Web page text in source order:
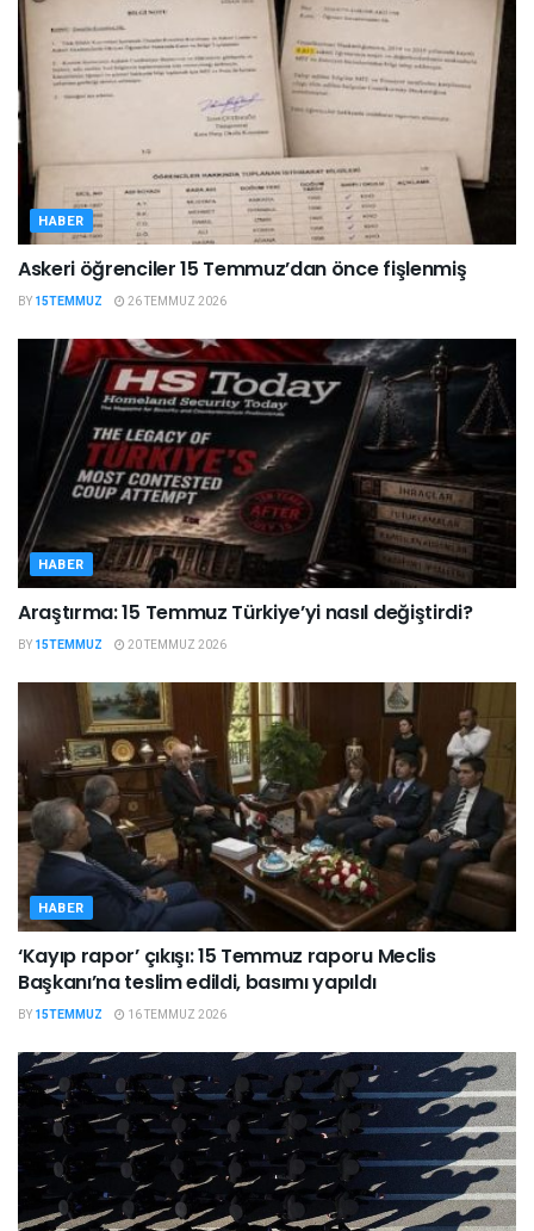
HABER
Askeri öğrenciler 15 Temmuz’dan önce fişlenmiş
BY 15TEMMUZ 26 TEMMUZ 2026
HABER
Araştırma: 15 Temmuz Türkiye’yi nasıl değiştirdi?
BY 15TEMMUZ 20 TEMMUZ 2026
HABER
‘Kayıp rapor’ çıkışı: 15 Temmuz raporu Meclis
Başkanı’na teslim edildi, basımı yapıldı
BY 15TEMMUZ 16 TEMMUZ 2026